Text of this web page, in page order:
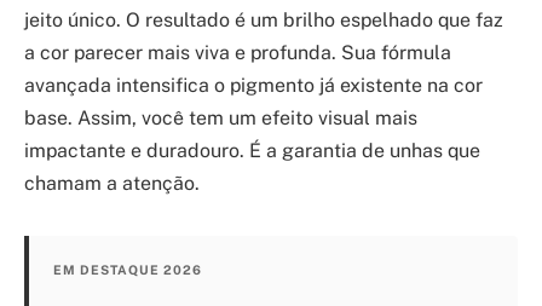
jeito único. O resultado é um brilho espelhado que faz
a cor parecer mais viva e profunda. Sua fórmula
avançada intensifica o pigmento já existente na cor
base. Assim, você tem um efeito visual mais
impactante e duradouro. É a garantia de unhas que
chamam a atenção.
EM DESTAQUE 2026